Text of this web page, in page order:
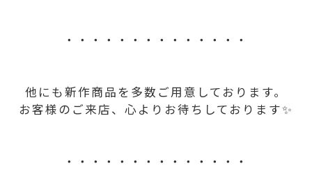
・・・・・・・・・・・・・・
他にも新作商品を多数ご用意しております。
お客様のご来店、心よりお待ちしております✨
・・・・・・・・・・・・・・